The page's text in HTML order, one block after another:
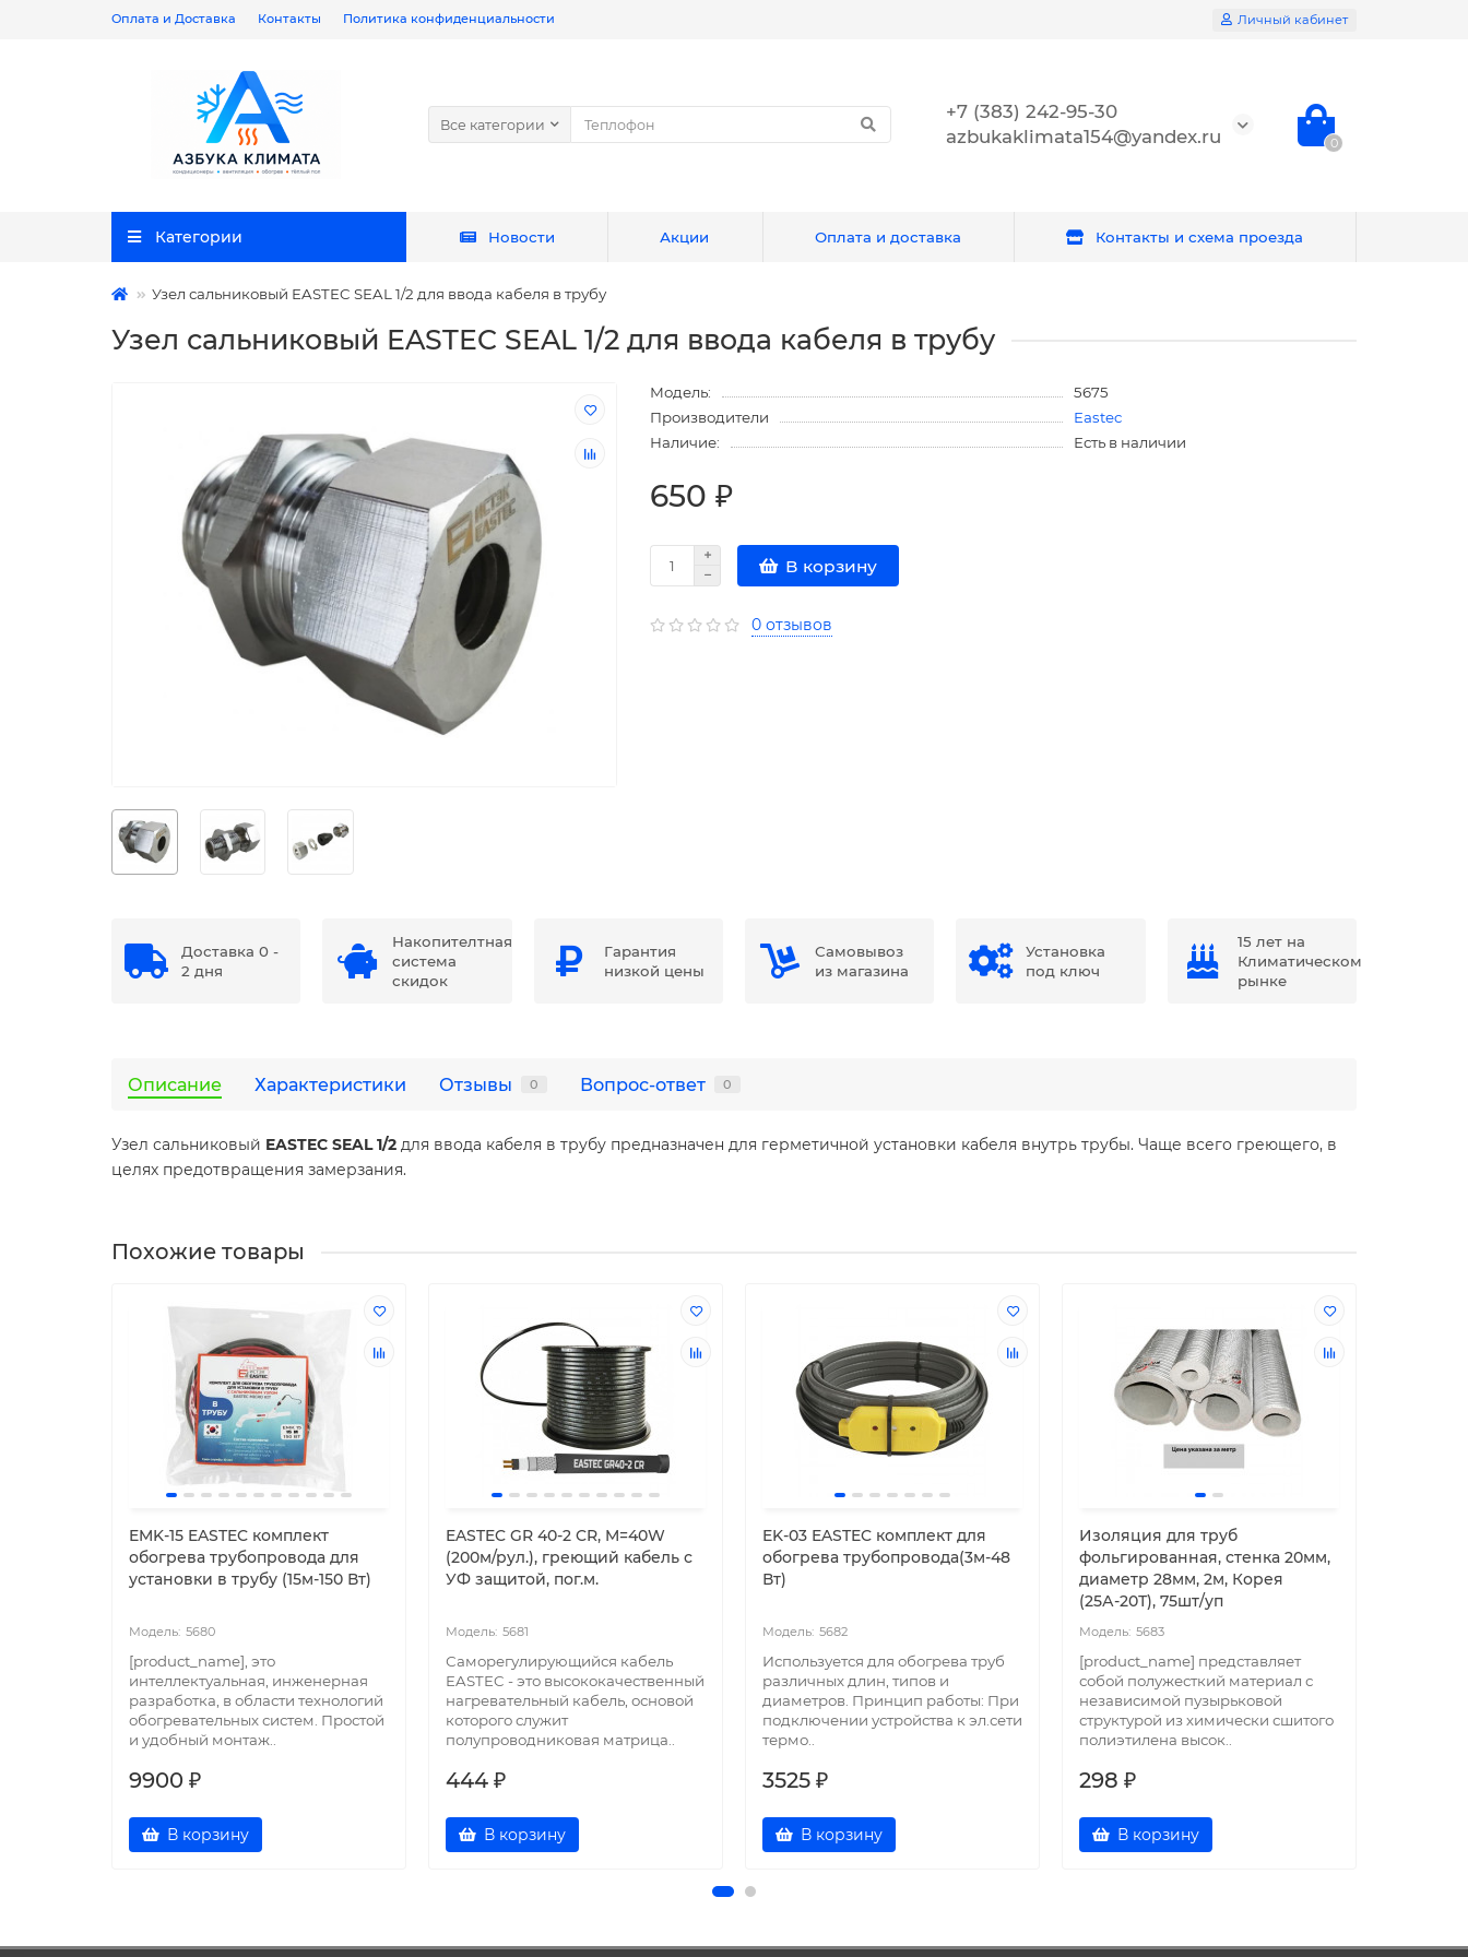
Оплата и Доставка Контакты Политика конфиденциальности Личный кабинет
Все категории
+7 (383) 242-95-30
azbukaklimata154@yandex.ru
0
Категории Новости Акции Оплата и доставка Контакты и схема проезда
Узел сальниковый EASTEC SEAL 1/2 для ввода кабеля в трубу
Узел сальниковый EASTEC SEAL 1/2 для ввода кабеля в трубу
Модель:
5675
Производители
Eastec
Наличие:
Есть в наличии
650 ₽
В корзину
0 отзывов
Доставка 0 -
2 дня
Накопителтная
система
скидок
Гарантия
низкой цены
Самовывоз
из магазина
Установка
под ключ
15 лет на
Климатическом
рынке
Описание Характеристики Отзывы 0 Вопрос-ответ 0
Узел сальниковый EASTEC SEAL 1/2 для ввода кабеля в трубу предназначен для герметичной установки кабеля внутрь трубы. Чаще всего греющего, в
целях предотвращения замерзания.
Похожие товары
EMK-15 EASTEC комплект
обогрева трубопровода для
установки в трубу (15м-150 Вт)
5680
[product_name], это
интеллектуальная, инженерная
разработка, в области технологий
обогревательных систем. Простой
и удобный монтаж..
9900 ₽
В корзину
EASTEC GR 40-2 CR, M=40W
(200м/рул.), греющий кабель с
УФ защитой, пог.м.
5681
Саморегулирующийся кабель
EASTEC - это высококачественный
нагревательный кабель, основой
которого служит
полупроводниковая матрица..
444 ₽
В корзину
EK-03 EASTEC комплект для
обогрева трубопровода(3м-48
Вт)
5682
Используется для обогрева труб
различных длин, типов и
диаметров. Принцип работы: При
подключении устройства к эл.сети
термо..
3525 ₽
В корзину
Изоляция для труб
фольгированная, стенка 20мм,
диаметр 28мм, 2м, Корея
(25А-20Т), 75шт/уп
5683
[product_name] представляет
собой полужесткий материал с
независимой пузырьковой
структурой из химически сшитого
полиэтилена высок..
298 ₽
В корзину